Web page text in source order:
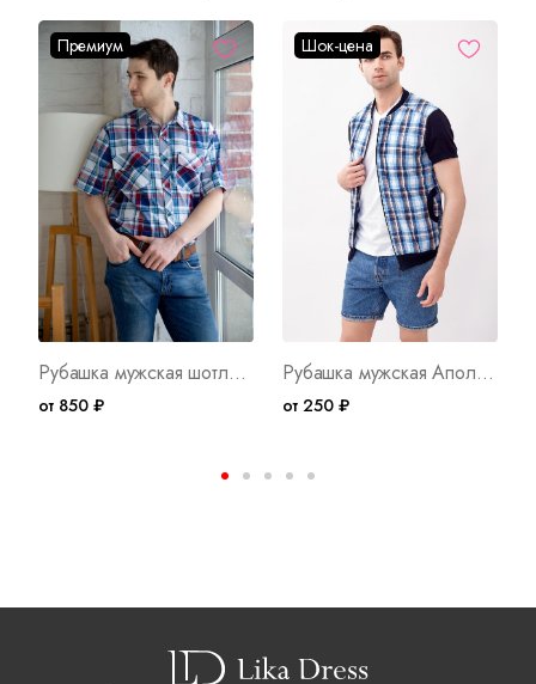
Премиум
Рубашка мужская шотландка Премиум К К/Р Арт. 7176
от 850 ₽
Шок-цена
Рубашка мужская Аполлон Арт. 1577
от 250 ₽